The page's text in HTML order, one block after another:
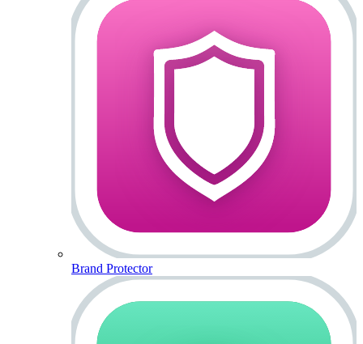
Brand Protector